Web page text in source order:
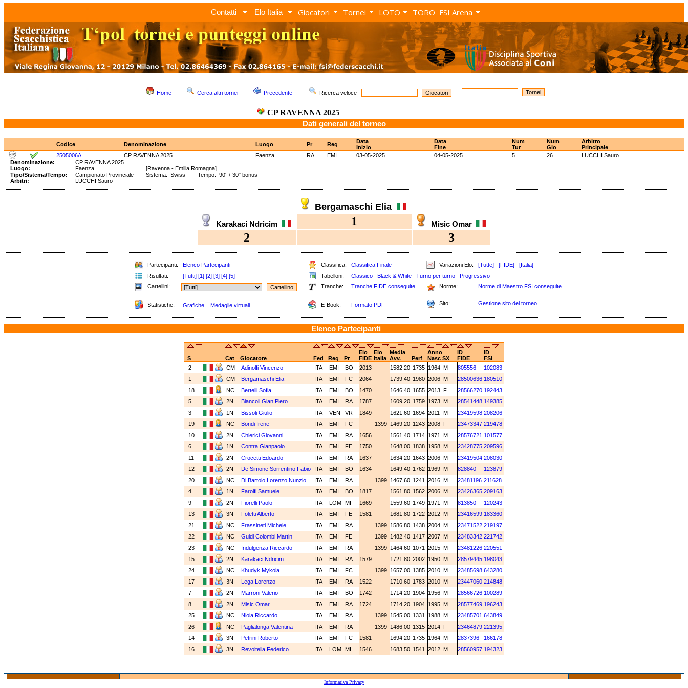
Contatti Elo Italia Giocatori Tornei LOTO TORO FSI Arena
Home Cerca altri tornei Precedente Ricerca veloce
CP RAVENNA 2025
Dati generali del torneo
Codice Denominazione Luogo Pr Reg
Data
Inizio
Data
Fine
Num
Tur
Num
Gio
Arbitro
Principale
2505006A
CP RAVENNA 2025 Faenza RA EMI 03-05-2025 04-05-2025 5 26
LUCCHI Sauro
Denominazione:
CP RAVENNA 2025
Luogo:
Faenza
[Ravenna - Emilia Romagna]
Tipo/Sistema/Tempo:
Campionato Provinciale Sistema: Swiss Tempo: 90' + 30" bonus
Arbitri:
LUCCHI Sauro
Bergamaschi Elia
Karakaci Ndricim 1 Misic Omar
2 3
Partecipanti: Elenco Partecipanti Classifica: Classifica Finale Variazioni Elo: [Tutte] [FIDE]
[Italia]
Risultati:
[Tutti] [1] [2] [3] [4] [5] Tabelloni: Classico Black & White Turno per turno
Progressivo
Cartellini:
Tranche: Tranche FIDE conseguite Norme: Norme di Maestro FSI conseguite
Statistiche: Grafiche Medaglie virtuali E-Book: Formato PDF Sito: Gestione sito del torneo
Elenco Partecipanti
Elo Elo Media Anno ID
ID
S
Cat Giocatore Fed Reg Pr FIDE Italia Avv. Perf Nasc SX FIDE
FSI
2
CM Adinolfi Vincenzo ITA EMI BO 2013 1582.20 1735 1964 M 805556
102083
1
CM Bergamaschi Elia ITA EMI FC 2064 1739.40 1980 2006 M 28500636 180510
18
NC Bertelli Sofia ITA EMI BO 1470 1646.40 1655 2013 F 28566270 192443
5
2N Biancoli Gian Piero ITA EMI RA 1787 1609.20 1759 1973 M 28541448 149385
3
1N Bissoli Giulio ITA VEN VR 1849 1621.60 1694 2011 M 23419598 208206
19
NC Bondi Irene ITA EMI FC 1399 1469.20 1243 2008 F 23473347 219478
10
2N Chierici Giovanni ITA EMI RA 1656 1561.40 1714 1971 M 28576721 101577
6
1N Contra Gianpaolo ITA EMI FE 1750 1648.00 1838 1958 M 23428775 209596
11
2N Crocetti Edoardo ITA EMI RA 1637 1634.20 1643 2006 M 23419504 208030
12
2N De Simone Sorrentino Fabio ITA EMI BO 1634 1649.40 1762 1969 M 828840
123879
20
NC Di Bartolo Lorenzo Nunzio ITA EMI RA 1399 1467.60 1241 2016 M 23481196 211628
4
1N Farolfi Samuele ITA EMI BO 1817 1561.80 1562 2006 M 23426365 209163
9
2N Fiorelli Paolo ITA LOM MI 1669 1559.60 1749 1971 M 813850
120243
13
3N Foletti Alberto ITA EMI FE 1581 1681.80 1722 2012 M 23416599 183360
21
NC Frassineti Michele ITA EMI RA 1399 1586.80 1438 2004 M 23471522 219197
22
NC Guidi Colombi Martin ITA EMI FE 1399 1482.40 1417 2007 M 23483342 221742
23
NC Indulgenza Riccardo ITA EMI RA 1399 1464.60 1071 2015 M 23481226 220551
15
2N Karakaci Ndricim ITA EMI RA 1579 1721.80 2002 1950 M 28579445 198043
24
NC Khudyk Mykola ITA EMI FC 1399 1657.00 1385 2010 M 23485698 643280
17
3N Lega Lorenzo ITA EMI RA 1522 1710.60 1783 2010 M 23447060 214848
7
2N Marroni Valerio ITA EMI BO 1742 1714.20 1904 1956 M 28566726 100289
8
2N Misic Omar ITA EMI RA 1724 1714.20 1904 1995 M 28577469 196243
25
NC Niola Riccardo ITA EMI RA 1399 1545.00 1331 1988 M 23485701 643849
26
NC Paglialonga Valentina ITA EMI RA 1399 1486.00 1315 2014 F 23464879 221395
14
3N Petrini Roberto ITA EMI FC 1581 1694.20 1735 1964 M 2837396
166178
16
3N Revoltella Federico ITA LOM MI 1546 1683.50 1541 2012 M 28560957 194323
Informativa Privacy